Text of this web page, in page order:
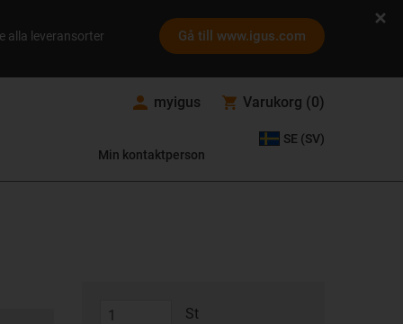
alla leveransorter Gå till www.igus.com
myigus Varukorg (0)
Min kontaktperson
SE (SV)
St